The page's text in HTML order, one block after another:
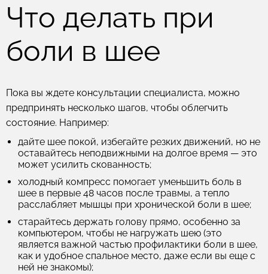
Что делать при
боли в шее
Пока вы ждете консультации специалиста, можно
предпринять несколько шагов, чтобы облегчить
состояние. Например:
дайте шее покой, избегайте резких движений, но не
оставайтесь неподвижными на долгое время — это
может усилить скованность;
холодный компресс помогает уменьшить боль в
шее в первые 48 часов после травмы, а тепло
расслабляет мышцы при хронической боли в шее;
старайтесь держать голову прямо, особенно за
компьютером, чтобы не нагружать шею (это
является важной частью профилактики боли в шее,
как и удобное спальное место, даже если вы еще с
ней не знакомы);